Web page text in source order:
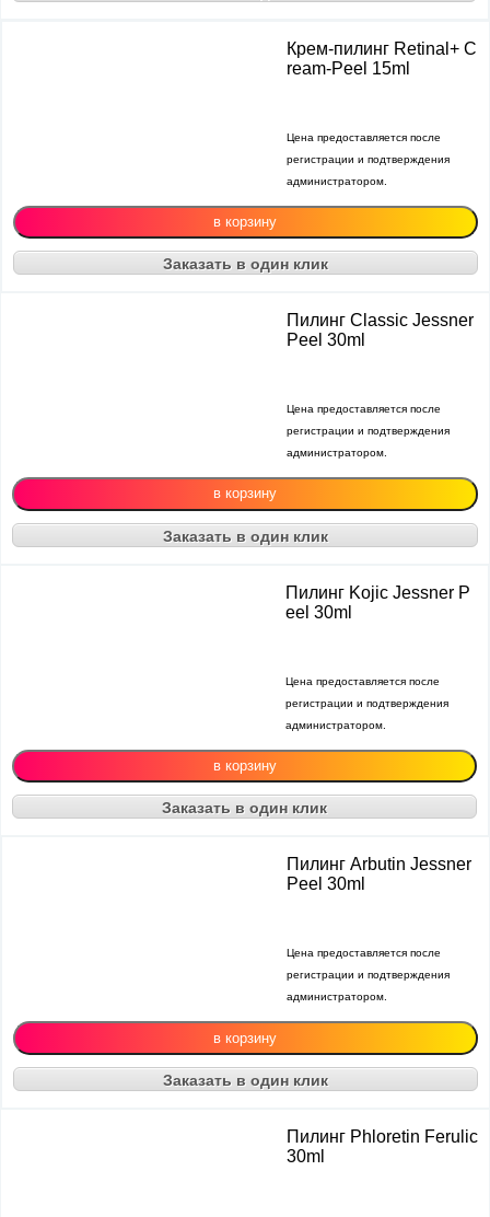
Крем-пилинг Retinal+ C
ream-Peel 15ml
Цена предоставляется после
регистрации и подтверждения
администратором.
Заказать в один клик
Пилинг Classic Jessner
Peel 30ml
Цена предоставляется после
регистрации и подтверждения
администратором.
Заказать в один клик
Пилинг Kojiс Jessner P
eel 30ml
Цена предоставляется после
регистрации и подтверждения
администратором.
Заказать в один клик
Пилинг Arbutin Jessner
Peel 30ml
Цена предоставляется после
регистрации и подтверждения
администратором.
Заказать в один клик
Пилинг Phloretin Ferulic
30ml